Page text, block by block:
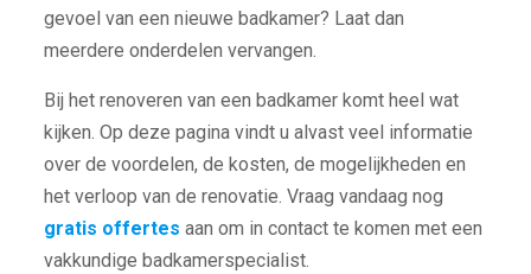
gevoel van een nieuwe badkamer? Laat dan
meerdere onderdelen vervangen.
Bij het renoveren van een badkamer komt heel wat
kijken. Op deze pagina vindt u alvast veel informatie
over de voordelen, de kosten, de mogelijkheden en
het verloop van de renovatie. Vraag vandaag nog
gratis offertes aan om in contact te komen met een
vakkundige badkamerspecialist.